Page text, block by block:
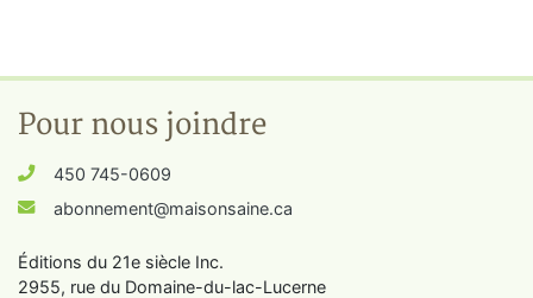
Pour nous joindre
450 745-0609
abonnement@maisonsaine.ca
Éditions du 21e siècle Inc.
2955, rue du Domaine-du-lac-Lucerne